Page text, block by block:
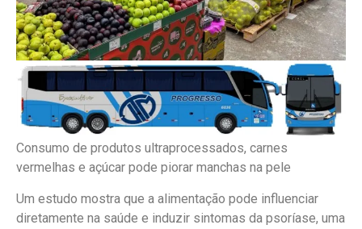
Consumo de produtos ultraprocessados, carnes
vermelhas e açúcar pode piorar manchas na pele
Um estudo mostra que a alimentação pode influenciar
diretamente na saúde e induzir sintomas da psoríase, uma